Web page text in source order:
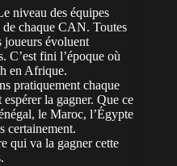
niveau des équipes
chaque CAN. Toutes
joueurs évoluent
C’est fini l’époque où
en Afrique.
pratiquement chaque
la gagner. Que ce
le Maroc, l’Égypte
certainement.
qui va la gagner cette